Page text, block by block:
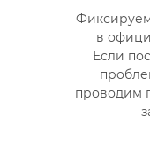
Фиксируем
в
Если
проводим